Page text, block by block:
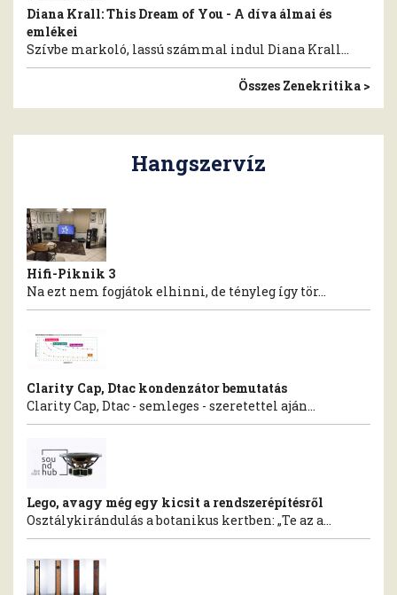
Diana Krall: This Dream of You - A díva álmai és
emlékei
Szívbe markoló, lassú számmal indul Diana Krall...
Összes Zenekritika >
Hangszervíz
Hifi-Piknik 3
Na ezt nem fogjátok elhinni, de tényleg így tör...
Clarity Cap, Dtac kondenzátor bemutatás
Clarity Cap, Dtac - semleges - szeretettel aján...
Lego, avagy még egy kicsit a rendszerépítésről
Osztálykirándulás a botanikus kertben: „Te az a...